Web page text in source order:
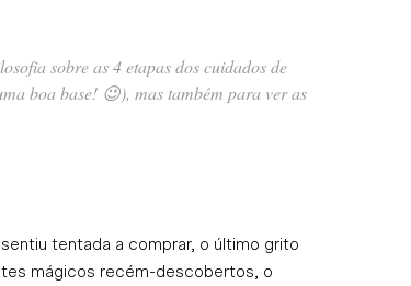
sobreas 4 etapas dos cuidados de
boa base! 😉), mas também para ver as
tentada a comprar, o último grito
mágicos recém-descobertos, o